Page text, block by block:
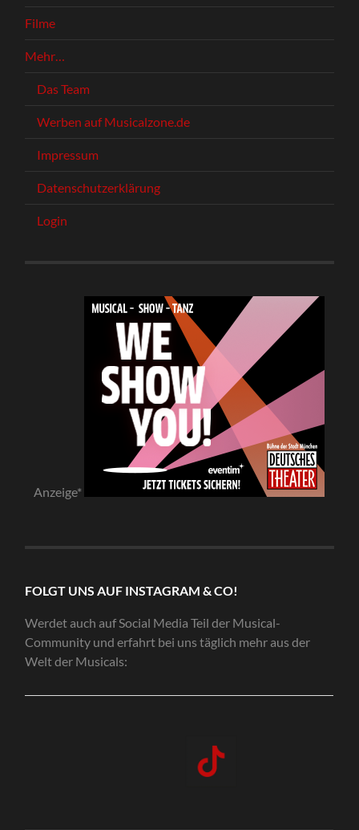
Filme
Mehr…
Das Team
Werben auf Musicalzone.de
Impressum
Datenschutzerklärung
Login
Anzeige*
FOLGT UNS AUF INSTAGRAM & CO!
Werdet auch auf Social Media Teil der Musical-
Community und erfahrt bei uns täglich mehr aus der
Welt der Musicals: